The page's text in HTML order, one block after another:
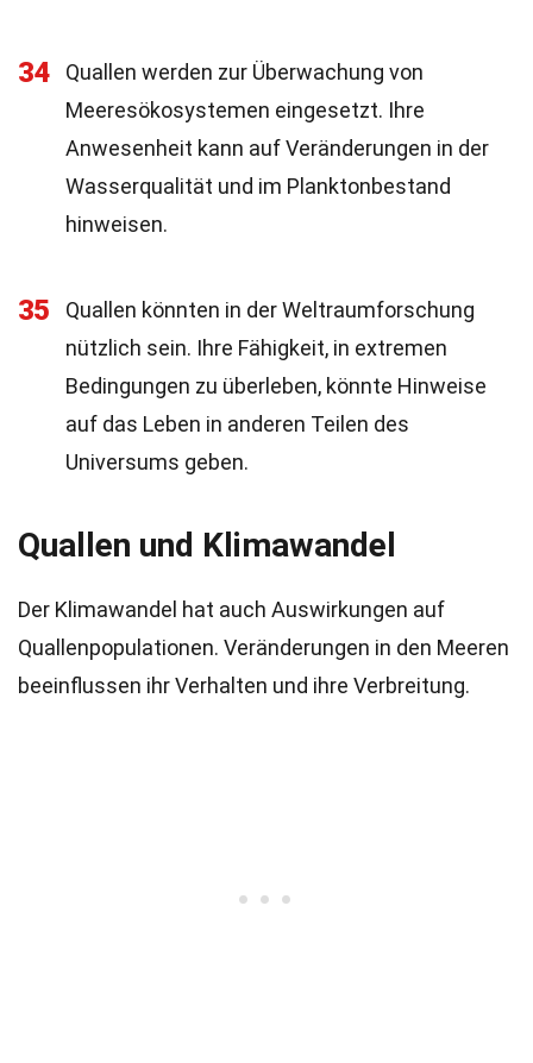
34
Quallen werden zur Überwachung von
Meeresökosystemen eingesetzt. Ihre
Anwesenheit kann auf Veränderungen in der
Wasserqualität und im Planktonbestand
hinweisen.
35
Quallen könnten in der Weltraumforschung
nützlich sein. Ihre Fähigkeit, in extremen
Bedingungen zu überleben, könnte Hinweise
auf das Leben in anderen Teilen des
Universums geben.
Quallen und Klimawandel
Der Klimawandel hat auch Auswirkungen auf
Quallenpopulationen. Veränderungen in den Meeren
beeinflussen ihr Verhalten und ihre Verbreitung.